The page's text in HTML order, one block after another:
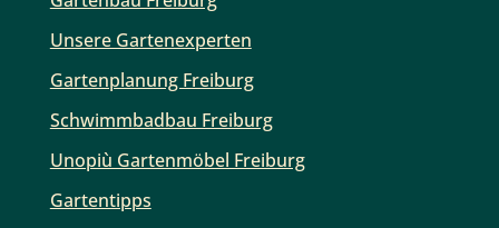
Unsere Gartenexperten
Gartenplanung Freiburg
Schwimmbadbau Freiburg
Unopiù Gartenmöbel Freiburg
Gartentipps